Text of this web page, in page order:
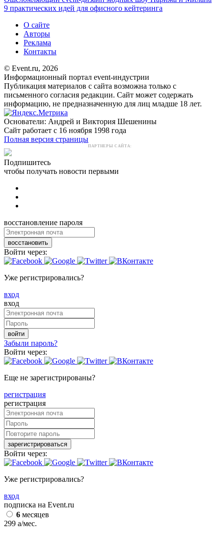
9 практических идей для офисного кейтеринга
О сайте
Авторы
Реклама
Контакты
© Event.ru, 2026
Информационный портал event-индустрии
Публикация материалов с сайта возможна только с
письменного согласия редакции. Сайт может содержать
информацию, не предназначенную для лиц младше 18 лет.
Основатели: Андрей и Виктория Шешенины
Сайт работает с 16 ноября 1998 года
Полная версия страницы
ПАРТНЕРЫ САЙТА:
Подпишитесь
чтобы получать новости первыми
восстановление пароля
восстановить
Войти через:
Уже регистрировались?
вход
вход
войти
Забыли пароль?
Войти через:
Еще не зарегистрированы?
регистрация
регистрация
зарегистрироваться
Войти через:
Уже регистрировались?
вход
подписка на Event.ru
6 месяцев
299 a/мес.